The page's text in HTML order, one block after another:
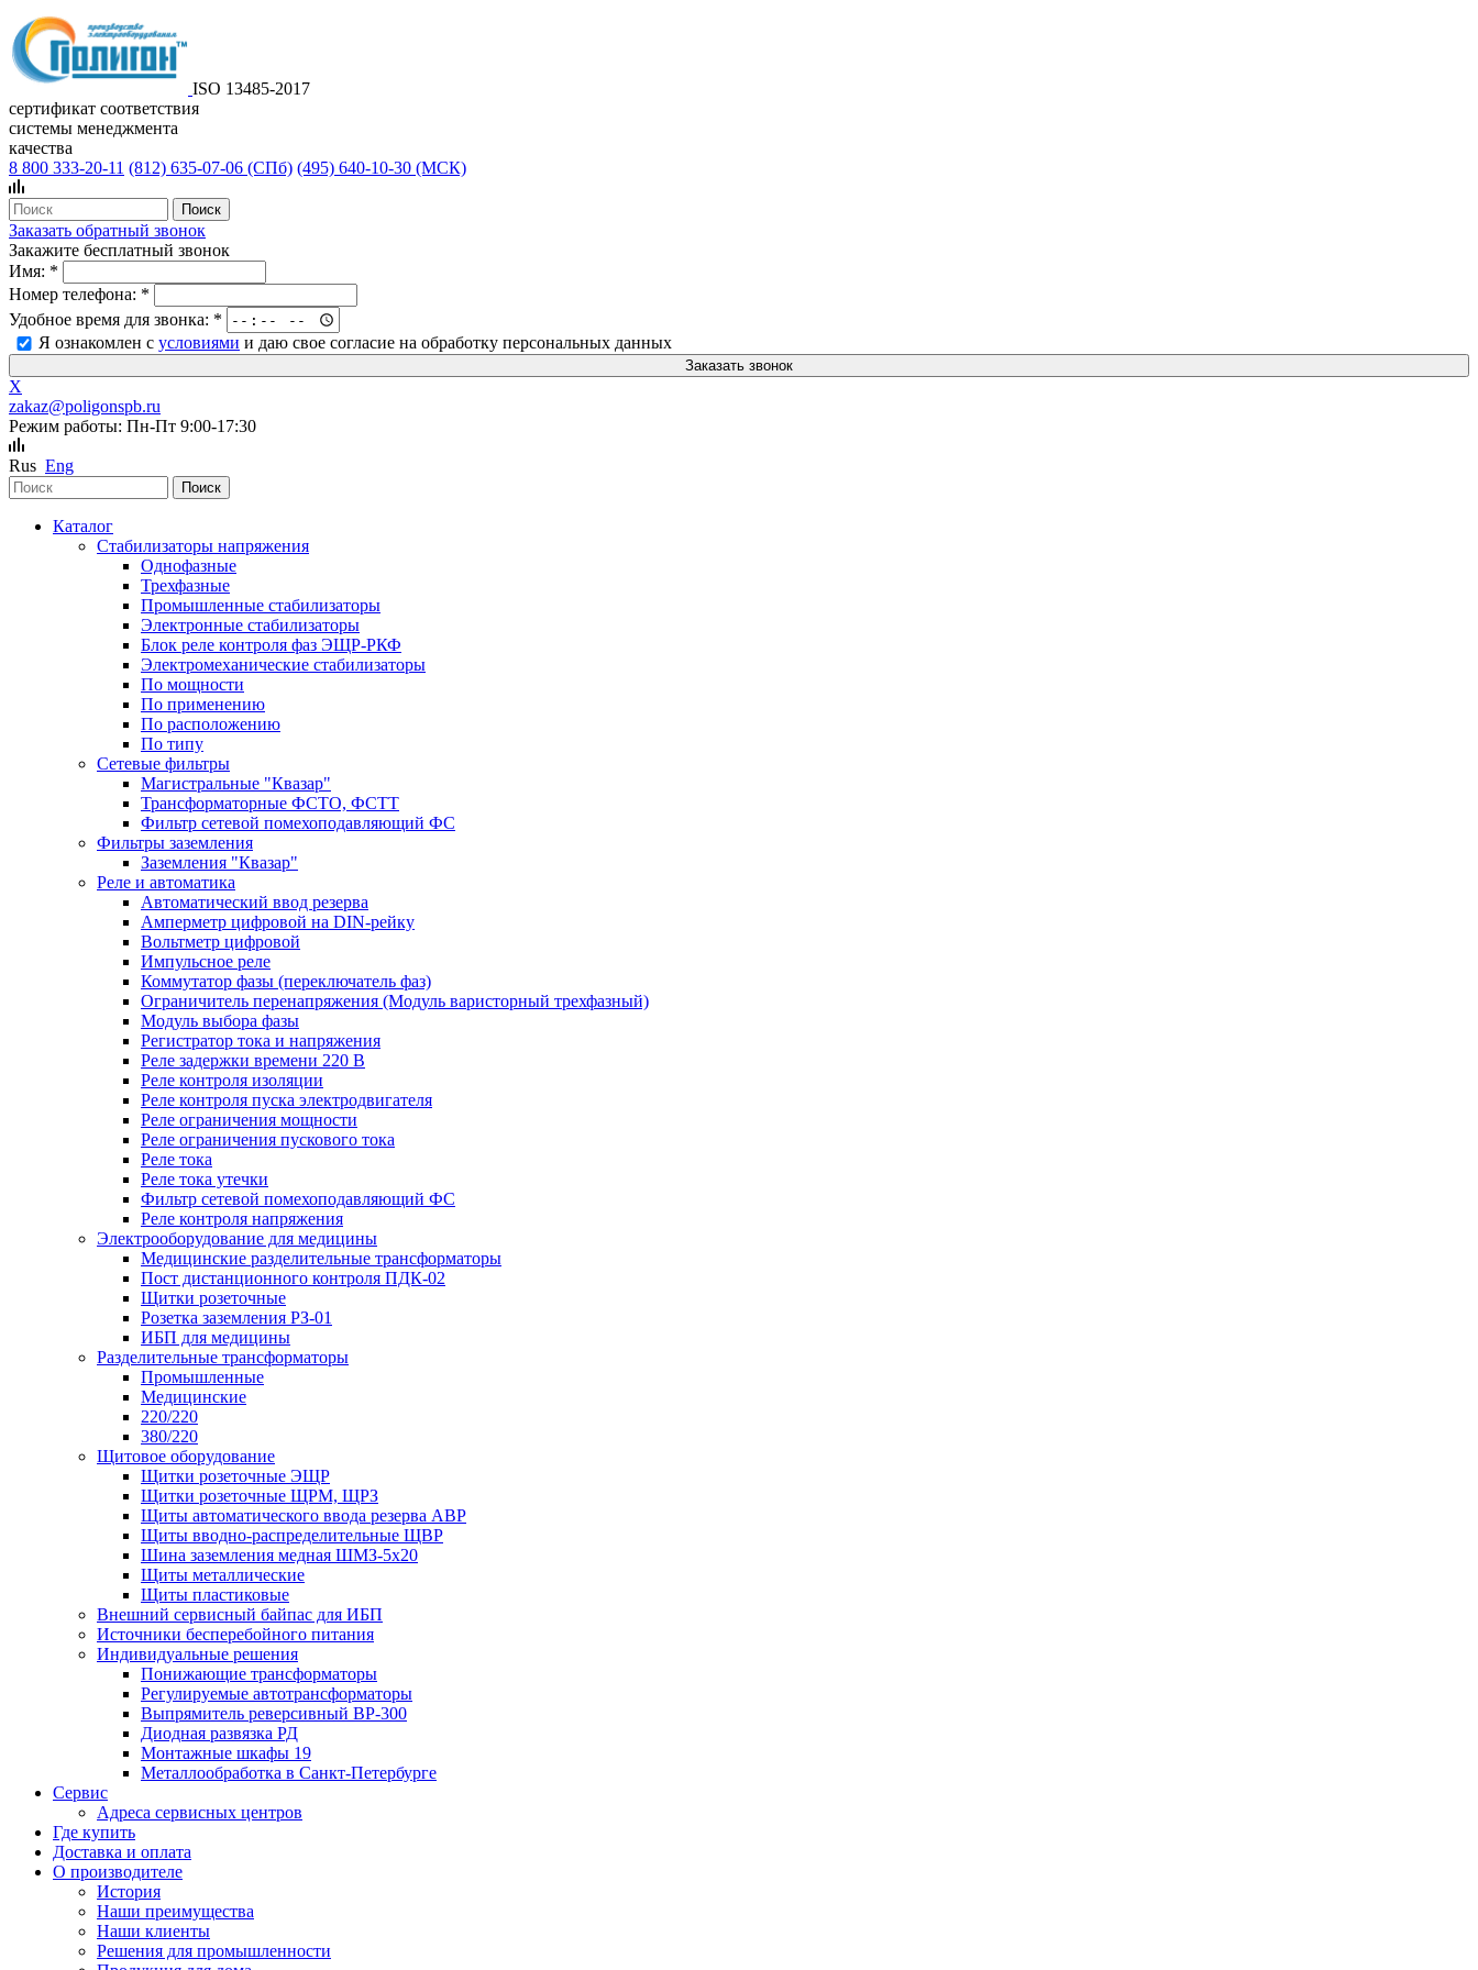
ISO 13485-2017
сертификат соответствия
системы менеджмента
качества
8 800 333-20-11 (812) 635-07-06 (СПб) (495) 640-10-30 (МСК)
Заказать обратный звонок
Закажите бесплатный звонок
Имя: *
Номер телефона: *
Удобное время для звонка: *
Я ознакомлен с условиями и даю свое согласие на обработку персональных данных
X
zakaz@poligonspb.ru
Режим работы: Пн-Пт 9:00-17:30
Rus Eng
Каталог
Стабилизаторы напряжения
Однофазные
Трехфазные
Промышленные стабилизаторы
Электронные стабилизаторы
Блок реле контроля фаз ЭЩР-РКФ
Электромеханические стабилизаторы
По мощности
По применению
По расположению
По типу
Сетевые фильтры
Магистральные "Квазар"
Трансформаторные ФСТО, ФСТТ
Фильтр сетевой помехоподавляющий ФС
Фильтры заземления
Заземления "Квазар"
Реле и автоматика
Автоматический ввод резерва
Амперметр цифровой на DIN-рейку
Вольтметр цифровой
Импульсное реле
Коммутатор фазы (переключатель фаз)
Ограничитель перенапряжения (Модуль варисторный трехфазный)
Модуль выбора фазы
Регистратор тока и напряжения
Реле задержки времени 220 В
Реле контроля изоляции
Реле контроля пуска электродвигателя
Реле ограничения мощности
Реле ограничения пускового тока
Реле тока
Реле тока утечки
Фильтр сетевой помехоподавляющий ФС
Реле контроля напряжения
Электрооборудование для медицины
Медицинские разделительные трансформаторы
Пост дистанционного контроля ПДК-02
Щитки розеточные
Розетка заземления РЗ-01
ИБП для медицины
Разделительные трансформаторы
Промышленные
Медицинские
220/220
380/220
Щитовое оборудование
Щитки розеточные ЭЩР
Щитки розеточные ЩРМ, ЩРЗ
Щиты автоматического ввода резерва АВР
Щиты вводно-распределительные ЩВР
Шина заземления медная ШМЗ-5х20
Щиты металлические
Щиты пластиковые
Внешний сервисный байпас для ИБП
Источники бесперебойного питания
Индивидуальные решения
Понижающие трансформаторы
Регулируемые автотрансформаторы
Выпрямитель реверсивный ВР-300
Диодная развязка РД
Монтажные шкафы 19
Металлообработка в Санкт-Петербурге
Сервис
Адреса сервисных центров
Где купить
Доставка и оплата
О производителе
История
Наши преимущества
Наши клиенты
Решения для промышленности